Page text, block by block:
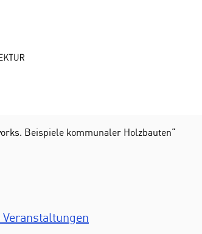
Beispiele kommunaler Holzbauten“